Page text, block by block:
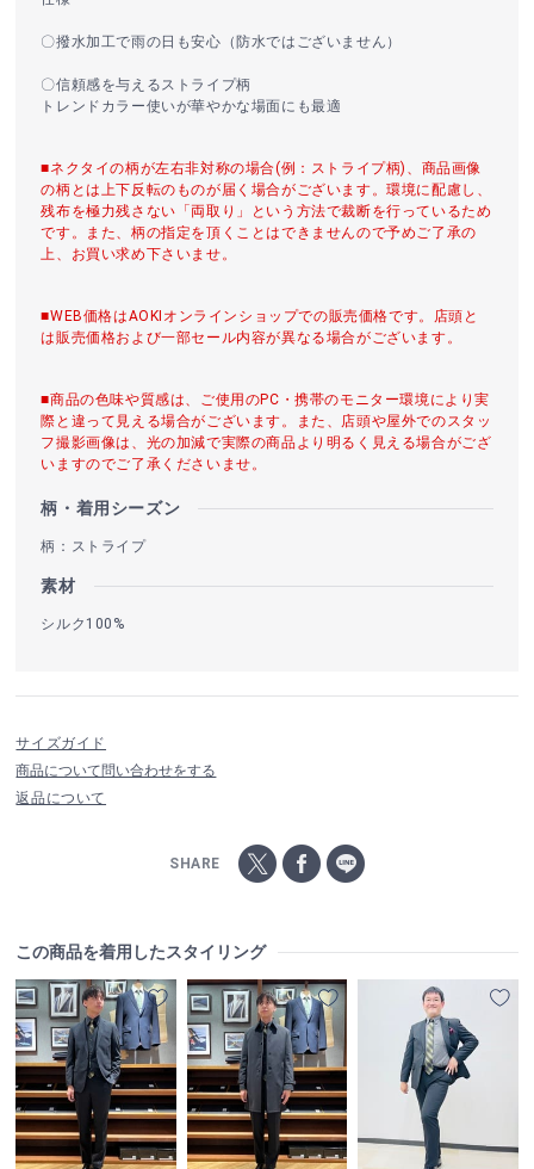
〇撥水加工で雨の日も安心（防水ではございません）
〇信頼感を与えるストライプ柄
トレンドカラー使いが華やかな場面にも最適
■ネクタイの柄が左右非対称の場合(例：ストライプ柄)、商品画像
の柄とは上下反転のものが届く場合がございます。環境に配慮し、
残布を極力残さない「両取り」という方法で裁断を行っているため
です。また、柄の指定を頂くことはできませんので予めご了承の
上、お買い求め下さいませ。
■WEB価格はAOKIオンラインショップでの販売価格です。店頭と
は販売価格および一部セール内容が異なる場合がございます。
■商品の色味や質感は、ご使用のPC・携帯のモニター環境により実
際と違って見える場合がございます。また、店頭や屋外でのスタッ
フ撮影画像は、光の加減で実際の商品より明るく見える場合がござ
いますのでご了承くださいませ。
柄・着用シーズン
柄：ストライプ
素材
シルク100%
サイズガイド
商品について問い合わせをする
返品について
SHARE
この商品を着用したスタイリング